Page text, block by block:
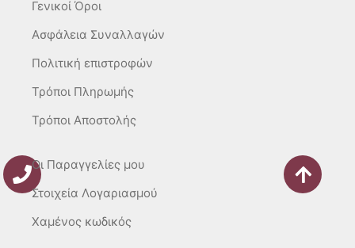
Γενικοί Όροι
Ασφάλεια Συναλλαγών
Πολιτική επιστροφών
Τρόποι Πληρωμής
Τρόποι Αποστολής
Οι Παραγγελίες μου
Στοιχεία Λογαριασμού
Χαμένος κωδικός